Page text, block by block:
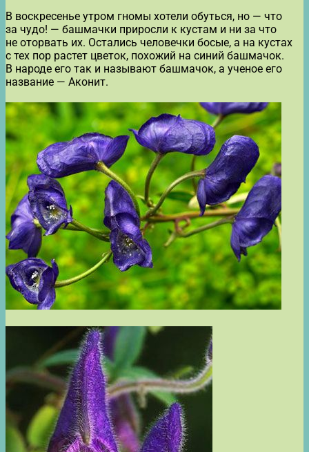
В воскресенье утром гномы хотели обуться, но — что
за чудо! — башмачки приросли к кустам и ни за что
не оторвать их. Остались человечки босые, а на кустах
с тех пор растет цветок, похожий на синий башмачок.
В народе его так и называют башмачок, а ученое его
название — Аконит.